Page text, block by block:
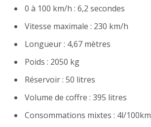
0 à 100 km/h : 6,2 secondes
Vitesse maximale : 230 km/h
Longueur : 4,67 mètres
Poids : 2050 kg
Réservoir : 50 litres
Volume de coffre : 395 litres
Consommations mixtes : 4l/100km